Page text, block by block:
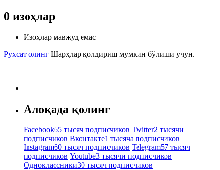
0 изоҳлар
Изоҳлар мавжуд емас
Рухсат олинг Шарҳлар қолдириш мумкин бўлиши учун.
Алоқада қолинг
Facebook65 тысяч подписчиков Twitter2 тысячи
подписчиков Вконтакте1 тысяча подписчиков
Instagram60 тысяч подписчиков Telegram57 тысяч
подписчиков Youtube3 тысячи подписчиков
Одноклассники30 тысяч подписчиков